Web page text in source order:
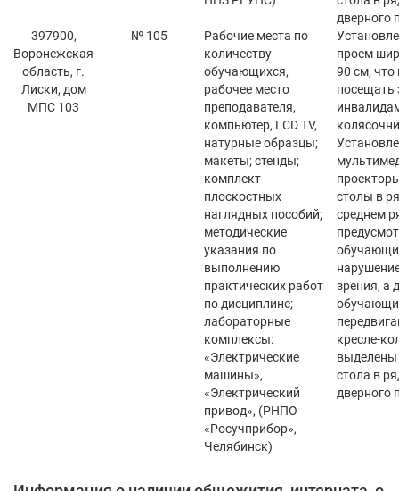
дверного
397900,
Воронежская
область, г.
Лиски, дом
МПС 103
№ 105
Рабочие места по
количеству
обучающихся,
рабочее место
преподавателя,
компьютер, LCD TV,
натурные образцы;
макеты; стенды;
комплект
плоскостных
наглядных пособий;
методические
указания по
выполнению
практических работ
по дисциплине;
лабораторные
комплексы:
«Электрические
машины»,
«Электрический
привод», (РНПО
«Росучприбор»,
Челябинск)
проем
90 см, что
посещать
столы в
среднем
зрения, а
кресле-
выделены
стола в
дверного